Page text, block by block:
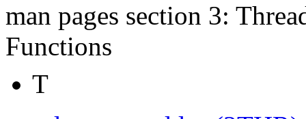
man pages section 3:
Functions
T